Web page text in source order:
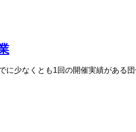
少なくとも1回の開催実績がある